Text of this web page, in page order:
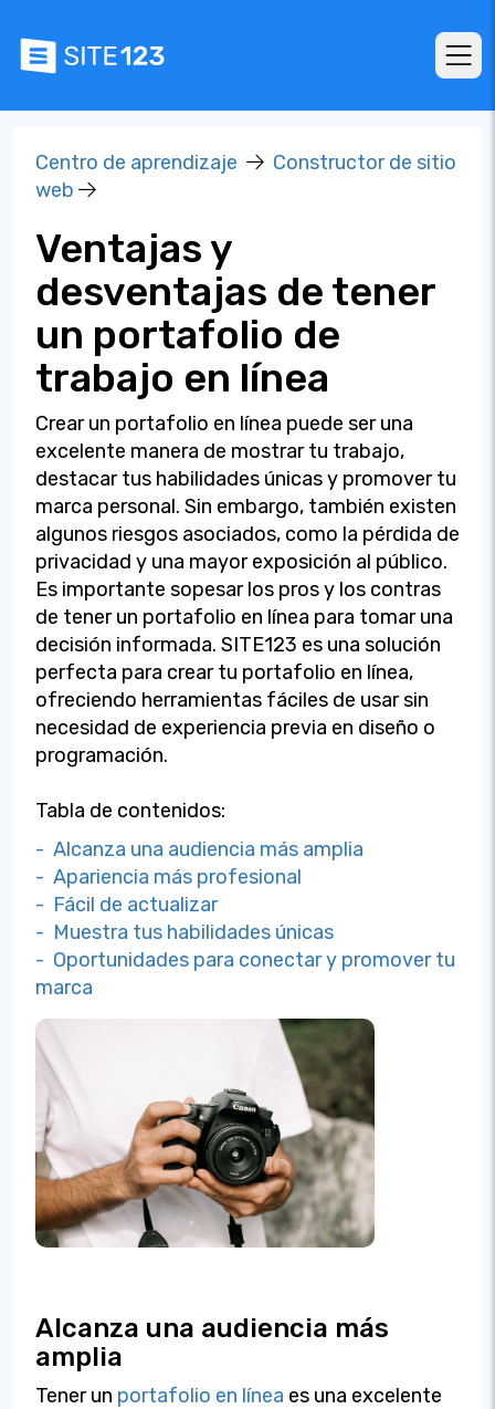
Centro de aprendizaje
Constructor de sitio
web
Ventajas y
desventajas de tener
un portafolio de
trabajo en línea
Crear un portafolio en línea puede ser una
excelente manera de mostrar tu trabajo,
destacar tus habilidades únicas y promover tu
marca personal. Sin embargo, también existen
algunos riesgos asociados, como la pérdida de
privacidad y una mayor exposición al público.
Es importante sopesar los pros y los contras
de tener un portafolio en línea para tomar una
decisión informada. SITE123 es una solución
perfecta para crear tu portafolio en línea,
ofreciendo herramientas fáciles de usar sin
necesidad de experiencia previa en diseño o
programación.
Tabla de contenidos:
- Alcanza una audiencia más amplia
- Apariencia más profesional
- Fácil de actualizar
- Muestra tus habilidades únicas
- Oportunidades para conectar y promover tu
marca
Alcanza una audiencia más
amplia
Tener un portafolio en línea es una excelente